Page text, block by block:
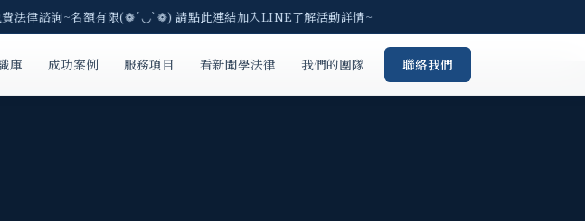
諮詢~名額有限(❁´◡`❁) 請點此連結加入LINE了解活動詳情~
庫 成功案例 服務項目 看新聞學法律 我們的團隊 聯絡我們